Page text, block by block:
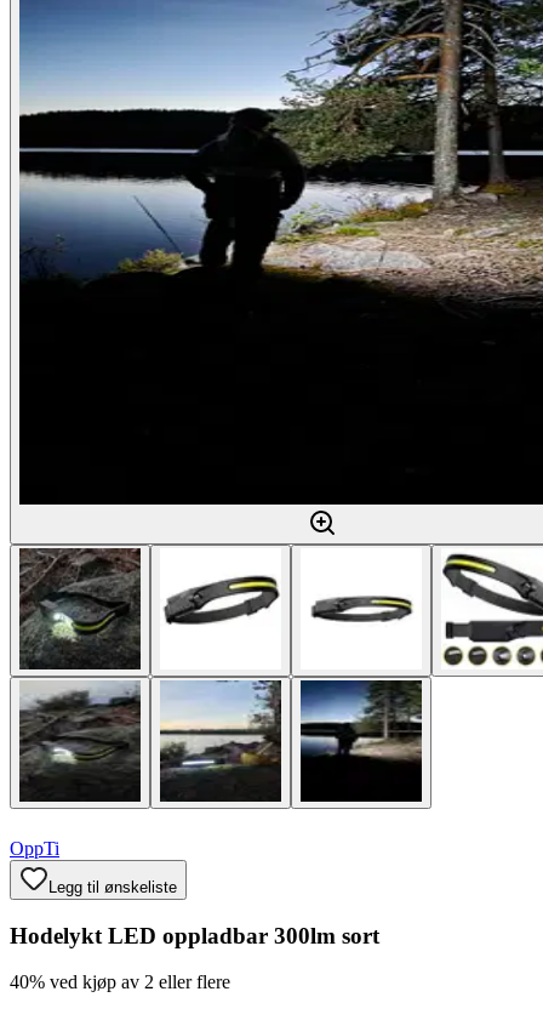
OppTi
Legg til ønskeliste
Hodelykt LED oppladbar 300lm sort
40% ved kjøp av 2 eller flere